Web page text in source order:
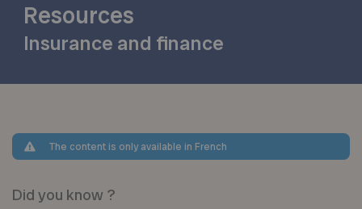
Resources
Insurance and finance
The content is only available in French
Did you know ?